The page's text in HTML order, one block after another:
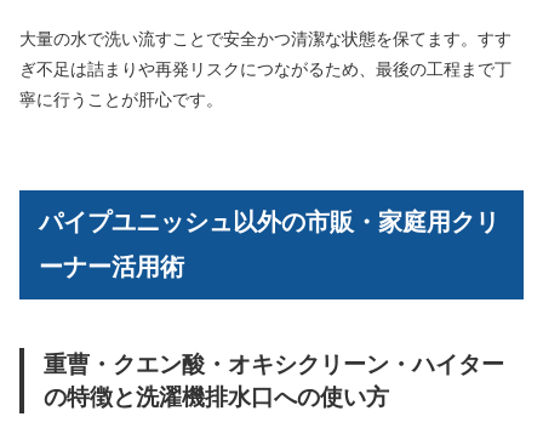
大量の水で洗い流すことで安全かつ清潔な状態を保てます。すす
ぎ不足は詰まりや再発リスクにつながるため、最後の工程まで丁
寧に行うことが肝心です。
パイプユニッシュ以外の市販・家庭用クリ
ーナー活用術
重曹・クエン酸・オキシクリーン・ハイター
の特徴と洗濯機排水口への使い方